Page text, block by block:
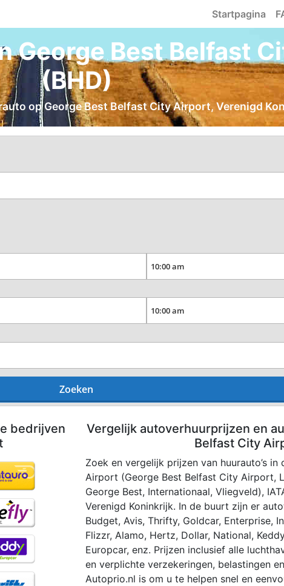
Startpagina
George Best Belfast
(BHD)
op George Best Belfast City Airport, Verenigd
Zoeken
bedrijven
Vergelijk autoverhuurprijzen en
Belfast City
Zoek en vergelijk prijzen van huurauto’s
Airport (George Best Belfast City Airport,
George Best, Internationaal, Vliegveld),
Verenigd Koninkrijk. In de buurt zijn er
Budget, Avis, Thrifty, Goldcar, Enterprise,
Flizzr, Alamo, Hertz, Dollar, National,
Europcar, enz. Prijzen inclusief alle
en verplichte verzekeringen, belastingen
Autoprio.nl is om u te helpen snel en